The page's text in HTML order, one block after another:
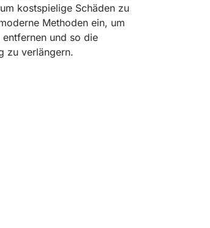
kostspielige Schäden zu
Methoden ein, um
und so die
zu verlängern.